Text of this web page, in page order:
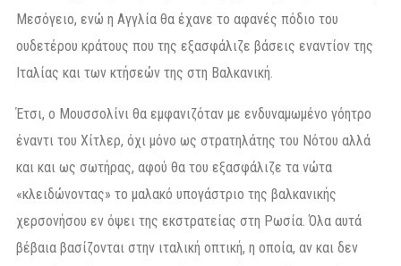
Μεσόγειο, ενώ η Αγγλία θα έχανε το αφανές πόδιο του
ουδετέρου κράτους που της εξασφάλιζε βάσεις εναντίον της
Ιταλίας και των κτήσεών της στη Βαλκανική.
Έτσι, ο Μουσσολίνι θα εμφανιζόταν με ενδυναμωμένο γόητρο
έναντι του Χίτλερ, όχι μόνο ως στρατηλάτης του Νότου αλλά
και και ως σωτήρας, αφού θα του εξασφάλιζε τα νώτα
«κλειδώνοντας» το μαλακό υπογάστριο της βαλκανικής
χερσονήσου εν όψει της εκστρατείας στη Ρωσία. Όλα αυτά
βέβαια βασίζονται στην ιταλική οπτική, η οποία, αν και δεν